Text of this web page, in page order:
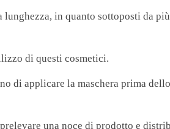
in quanto sottoposti da
di questi cosmetici.
di applicare la maschera prima
una noce di prodotto e